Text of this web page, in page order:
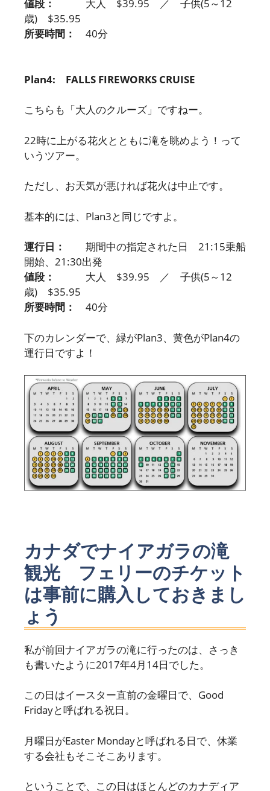
値段：
大人 $39.95 ／ 子供(5～12
歳) $35.95
所要時間：
40分
Plan4: FALLS FIREWORKS CRUISE
こちらも「大人のクルーズ」ですねー。
22時に上がる花火とともに滝を眺めよう！って
いうツアー。
ただし、お天気が悪ければ花火は中止です。
基本的には、Plan3と同じですよ。
運行日：
期間中の指定された日 21:15乗船
開始、21:30出発
値段：
大人 $39.95 ／ 子供(5～12
歳) $35.95
所要時間：
40分
下のカレンダーで、緑がPlan3、黄色がPlan4の
運行日ですよ！
カナダでナイアガラの滝
観光 フェリーのチケット
は事前に購入しておきまし
ょう
私が前回ナイアガラの滝に行ったのは、さっき
も書いたように2017年4月14日でした。
この日はイースター直前の金曜日で、Good
Fridayと呼ばれる祝日。
月曜日がEaster Mondayと呼ばれる日で、休業
する会社もそこそこあります。
ということで、この日はほとんどのカナディア